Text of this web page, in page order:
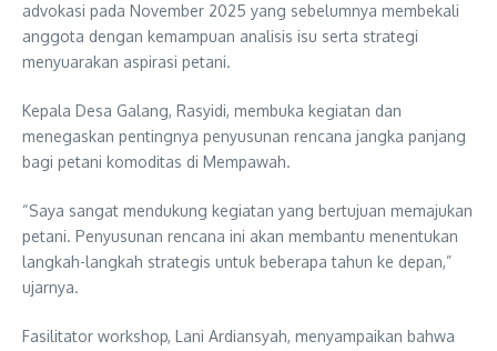
advokasi pada November 2025 yang sebelumnya membekali
anggota dengan kemampuan analisis isu serta strategi
menyuarakan aspirasi petani.
Kepala Desa Galang, Rasyidi, membuka kegiatan dan
menegaskan pentingnya penyusunan rencana jangka panjang
bagi petani komoditas di Mempawah.
“Saya sangat mendukung kegiatan yang bertujuan memajukan
petani. Penyusunan rencana ini akan membantu menentukan
langkah-langkah strategis untuk beberapa tahun ke depan,”
ujarnya.
Fasilitator workshop, Lani Ardiansyah, menyampaikan bahwa